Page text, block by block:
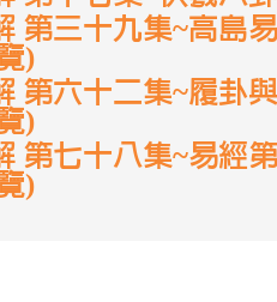
第三十九集~高島
)
第六十二集~履卦
)
第七十八集~易經
)